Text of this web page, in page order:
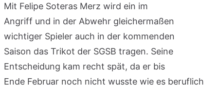
Mit Felipe Soteras Merz wird ein im
Angriff und in der Abwehr gleichermaßen
wichtiger Spieler auch in der kommenden
Saison das Trikot der SGSB tragen. Seine
Entscheidung kam recht spät, da er bis
Ende Februar noch nicht wusste wie es beruflich